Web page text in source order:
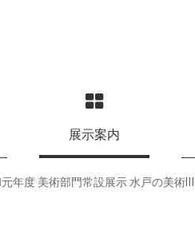
展示案内
年度 美術部門常設展示 水戸の美術Ⅲ